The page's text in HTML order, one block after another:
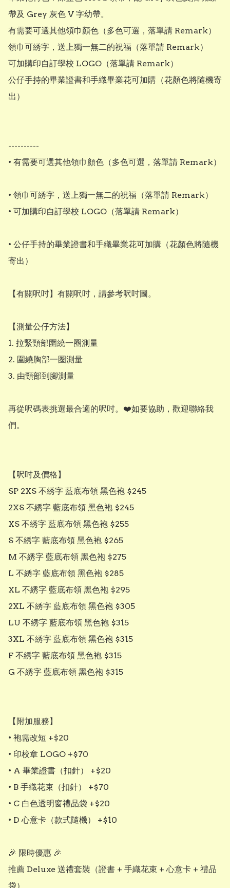
帶及 Grey 灰色 V 字幼帶。
有需要可選其他領巾顏色（多色可選，落單請 Remark）
領巾可綉字，送上獨一無二的祝福（落單請 Remark）
可加購印自訂學校 LOGO（落單請 Remark）
公仔手持的畢業證書和手織畢業花可加購（花顏色將隨機寄
出）
----------
• 有需要可選其他領巾顏色（多色可選，落單請 Remark）
• 領巾可綉字，送上獨一無二的祝福（落單請 Remark）
• 可加購印自訂學校 LOGO（落單請 Remark）
• 公仔手持的畢業證書和手織畢業花可加購（花顏色將隨機
寄出）
【有關呎吋】有關呎吋，請參考呎吋圖。
【測量公仔方法】
1. 拉緊頸部圍繞一圈測量
2. 圍繞胸部一圈測量
3. 由頸部到腳測量
再從呎碼表挑選最合適的呎吋。❤️如要協助，歡迎聯絡我
們。
【呎吋及價格】
SP 2XS 不綉字 藍底布領 黑色袍 $245
2XS 不綉字 藍底布領 黑色袍 $245
XS 不綉字 藍底布領 黑色袍 $255
S 不綉字 藍底布領 黑色袍 $265
M 不綉字 藍底布領 黑色袍 $275
L 不綉字 藍底布領 黑色袍 $285
XL 不綉字 藍底布領 黑色袍 $295
2XL 不綉字 藍底布領 黑色袍 $305
LU 不綉字 藍底布領 黑色袍 $315
3XL 不綉字 藍底布領 黑色袍 $315
F 不綉字 藍底布領 黑色袍 $315
G 不綉字 藍底布領 黑色袍 $315
【附加服務】
• 袍需改短 +$20
• 印校章 LOGO +$70
• A 畢業證書（扣針） +$20
• B 手織花束（扣針） +$70
• C 白色透明窗禮品袋 +$20
• D 心意卡（款式隨機） +$10
🎉 限時優惠 🎉
推薦 Deluxe 送禮套裝（證書 + 手織花束 + 心意卡 + 禮品
袋）